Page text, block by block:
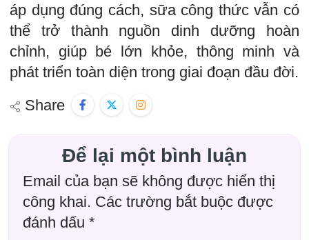
áp dụng đúng cách, sữa công thức vẫn có
thể trở thành nguồn dinh dưỡng hoàn
chỉnh, giúp bé lớn khỏe, thông minh và
phát triển toàn diện trong giai đoạn đầu đời.
Share
Để lại một bình luận
Email của bạn sẽ không được hiển thị
công khai. Các trường bắt buộc được
đánh dấu *